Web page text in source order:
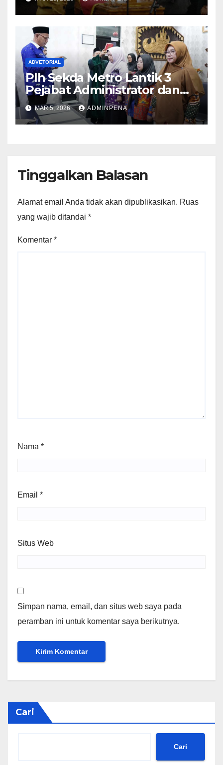
ADVETORIAL
Plh Sekda Metro Lantik 3
Pejabat Administrator dan
Pengawas
MAR 5, 2026 ADMINPENA
Tinggalkan Balasan
Alamat email Anda tidak akan dipublikasikan. Ruas
yang wajib ditandai *
Komentar *
Nama *
Email *
Situs Web
Simpan nama, email, dan situs web saya pada
peramban ini untuk komentar saya berikutnya.
Cari
Cari